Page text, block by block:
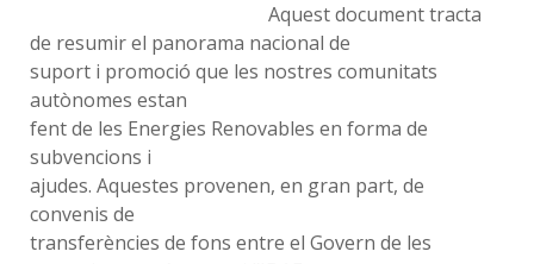
Aquest document tracta
de resumir el panorama nacional de
suport i promoció que les nostres comunitats
autònomes estan
fent de les Energies Renovables en forma de
subvencions i
ajudes. Aquestes provenen, en gran part, de
convenis de
transferències de fons entre el Govern de les